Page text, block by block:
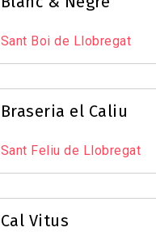
Sant Boi de Llobregat
Braseria el Caliu
Sant Feliu de Llobregat
Cal Vitus